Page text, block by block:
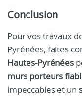
Conclusion
Pour vos travaux
Pyrénées, faites
Hautes-Pyrénées
murs porteurs
impeccables et un